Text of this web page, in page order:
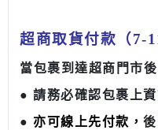
超商取貨付款（7-
當包裹到達超商門市後
● 請務必確認包裹上
● 亦可線上先付款， 後